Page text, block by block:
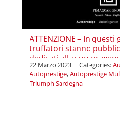
ATTENZIONE – In questi
truffatori stanno
dedicati alla
degli annunci falsi.
22 Marzo 2023 | Categories:
Autoprestige,Autoprestige
Triumph Sardegna